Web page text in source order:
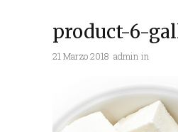
product-6-
21 Marzo 2018 admin in